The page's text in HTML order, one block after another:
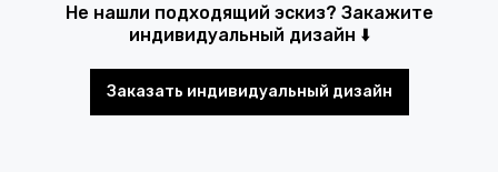
Не нашли подходящий эскиз? Закажите
индивидуальный дизайн ⬇️
Заказать индивидуальный дизайн